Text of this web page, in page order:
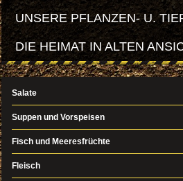
UNSERE PFLANZEN- U.
DIE HEIMAT IN ALTEN
Salate
Suppen und Vorspeisen
Fisch und Meeresfrüchte
Fleisch